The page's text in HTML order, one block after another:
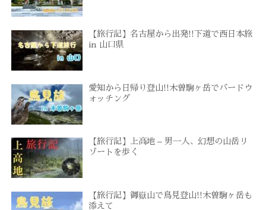
【旅行記】名古屋から出発!!下道で西日本旅
in 山口県
愛知から日帰り登山!!木曽駒ヶ岳でバードウ
ォッチング
【旅行記】上高地 – 男一人、幻想の山岳リ
ゾートを歩く
【旅行記】御嶽山で鳥見登山!!木曽駒ヶ岳も
添えて